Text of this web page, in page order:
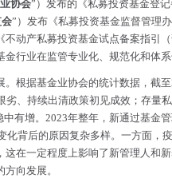
协会”）发布的《私募投资基金登
”）发布《私募投资基金监督管理
动产私募投资基金试点备案指引
行业在监管专业化、规范化和体
根据基金业协会的统计数据，截
、持续出清政策初见成效；存量
有增。2023年整年，新通过基金
背后的原因复杂多样。一方面，
在一定程度上影响了新管理人和
向发展。